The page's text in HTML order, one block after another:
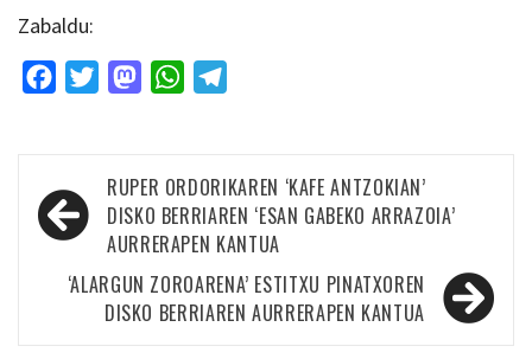
Zabaldu:
FacebookTwitterMastodonWhatsApp
Bidalketetan
zehar
nabigatu
RUPER ORDORIKAREN ‘KAFE ANTZOKIAN’
DISKO BERRIAREN ‘ESAN GABEKO ARRAZOIA’
AURRERAPEN KANTUA
‘ALARGUN ZOROARENA’ ESTITXU PINATXOREN
DISKO BERRIAREN AURRERAPEN KANTUA